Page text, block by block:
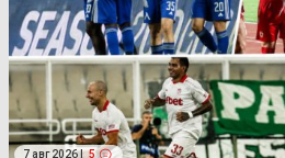
7 авг 2026 | 5